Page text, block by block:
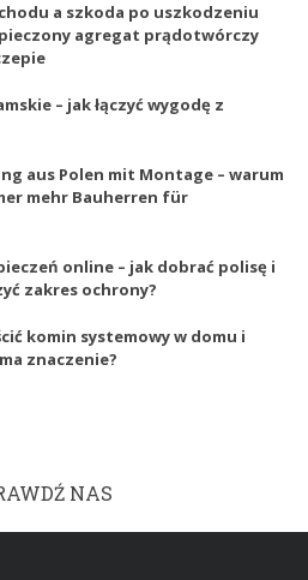
a szkoda po uszkodzeniu
agregat prądotwórczy
– jak łączyć wygodę z
aus Polen mit Montage – warum
mehr Bauherren für
online – jak dobrać polisę i
zakres ochrony?
komin systemowy w domu i
znaczenie?
NAS